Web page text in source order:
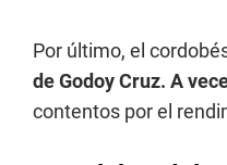
Por último, el
de Godoy Cruz. A
contentos por el